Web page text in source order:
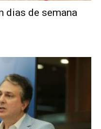
dias de semana